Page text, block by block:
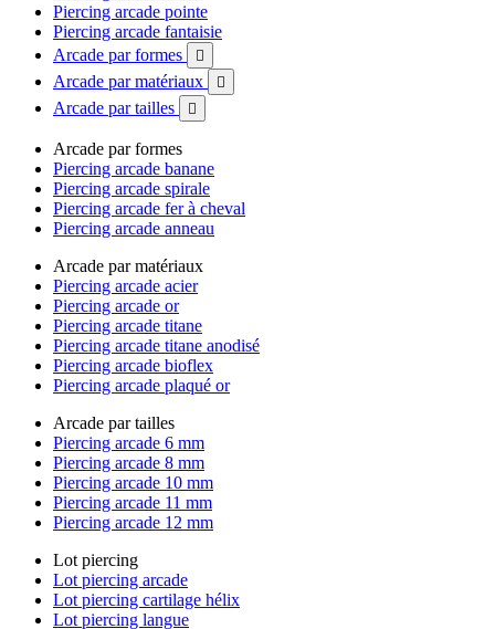
Piercing arcade pointe
Piercing arcade fantaisie
Arcade par formes

Arcade par matériaux 
Arcade par tailles 
Arcade par formes
Piercing arcade banane
Piercing arcade spirale
Piercing arcade fer à cheval
Piercing arcade anneau
Arcade par matériaux
Piercing arcade acier
Piercing arcade or
Piercing arcade titane
Piercing arcade titane anodisé
Piercing arcade bioflex
Piercing arcade plaqué or
Arcade par tailles
Piercing arcade 6 mm
Piercing arcade 8 mm
Piercing arcade 10 mm
Piercing arcade 11 mm
Piercing arcade 12 mm
Lot piercing
Lot piercing arcade
Lot piercing cartilage hélix
Lot piercing langue